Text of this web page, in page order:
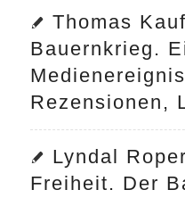
Thomas
Bauernkrieg.
Rezensionen,
Lyndal
Freiheit. Der